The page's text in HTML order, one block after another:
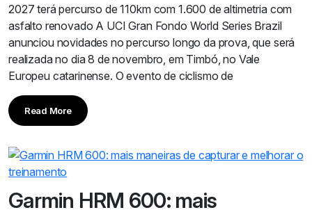
2027 terá percurso de 110km com 1.600 de altimetria com
asfalto renovado A UCI Gran Fondo World Series Brazil
anunciou novidades no percurso longo da prova, que será
realizada no dia 8 de novembro, em Timbó, no Vale
Europeu catarinense. O evento de ciclismo de
Read More
Garmin HRM 600: mais